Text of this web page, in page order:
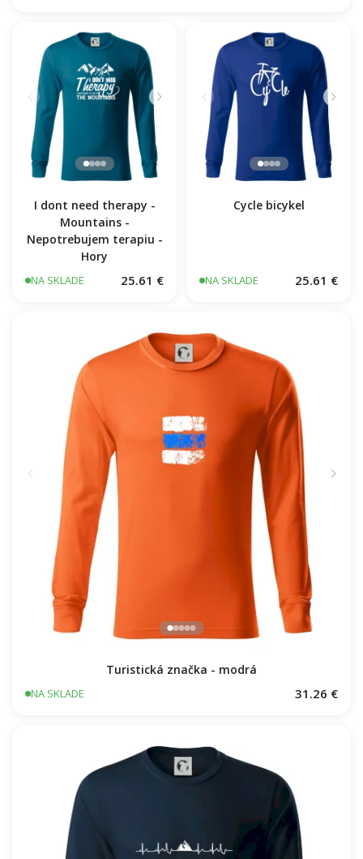
I dont need therapy -
Mountains -
Nepotrebujem terapiu -
Hory
NA SKLADE 25.61 €
Cycle bicykel
NA SKLADE 25.61 €
Turistická značka - modrá
NA SKLADE 31.26 €